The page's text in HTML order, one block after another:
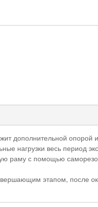
дополнительной опорой
нагрузки весь период
раму с помощью
этапом, после